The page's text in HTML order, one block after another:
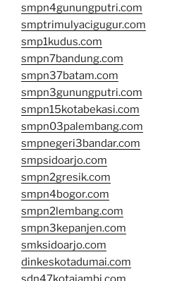
smpn4gunungputri.com
smptrimulyacigugur.com
smp1kudus.com
smpn7bandung.com
smpn37batam.com
smpn3gunungputri.com
smpn15kotabekasi.com
smpn03palembang.com
smpnegeri3bandar.com
smpsidoarjo.com
smpn2gresik.com
smpn4bogor.com
smpn2lembang.com
smpn3kepanjen.com
smksidoarjo.com
dinkeskotadumai.com